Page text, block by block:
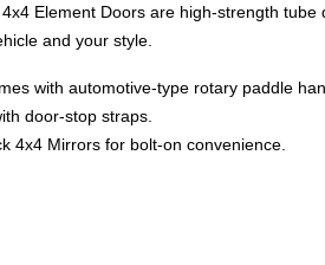
Element Doors are high-strength
and your style.
with automotive-type rotary paddle
door-stop straps.
4x4 Mirrors for bolt-on convenience.